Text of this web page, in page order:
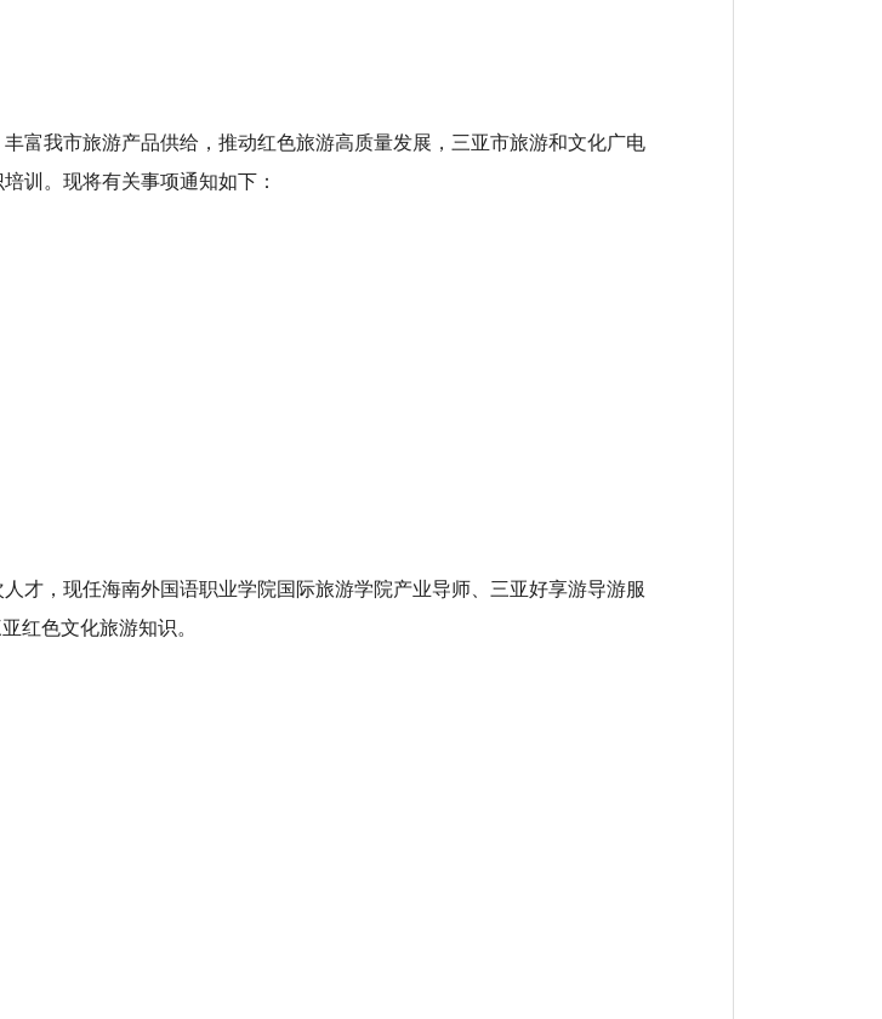
富我市旅游产品供给，推动红色旅游高质量发展，三亚市旅游和文化广电
训。现将有关事项通知如下：
才，现任海南外国语职业学院国际旅游学院产业导师、三亚好享游导游服
红色文化旅游知识。​